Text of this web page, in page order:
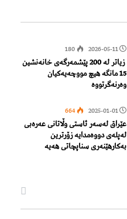
2026-05-11
180
زیاتر لە 200 پێشمەرگەی خانەنشین
15 مانگە هیچ مووچەیەکیان
وەرنەگرتووە
2025-01-01
664
عێراق لەسەر ئاستی وڵاتانی عەرەبی
لەپلەی دووەمدایە زۆرترین
بەکارهێنەری سناپچاتی هەیە